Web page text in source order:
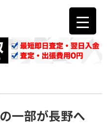
一部が長野へ